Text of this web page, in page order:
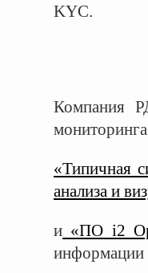
KYC.
Компания
«Типичная
анализа и
и «ПО i2
информации